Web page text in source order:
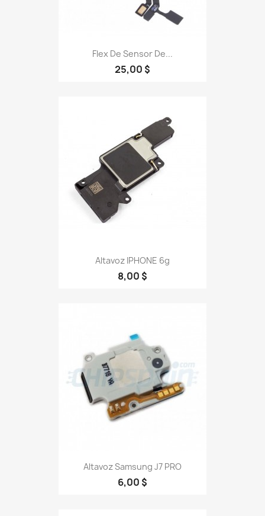
Flex De Sensor De...
25,00 $
Altavoz IPHONE 6g
8,00 $
Altavoz Samsung J7 PRO
6,00 $